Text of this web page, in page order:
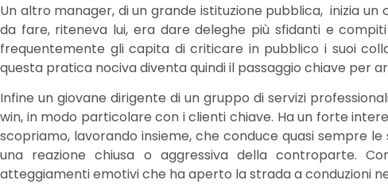
Un altro manager, di un grande istituzione pubblica, inizia
da fare, riteneva lui, era dare deleghe più sfidanti e
frequentemente gli capita di criticare in pubblico i suoi
questa pratica nociva diventa quindi il passaggio chiave per
Infine un giovane dirigente di un gruppo di servizi
win, in modo particolare con i clienti chiave. Ha un forte
scopriamo, lavorando insieme, che conduce quasi sempre
una reazione chiusa o aggressiva della controparte.
atteggiamenti emotivi che ha aperto la strada a conduzioni